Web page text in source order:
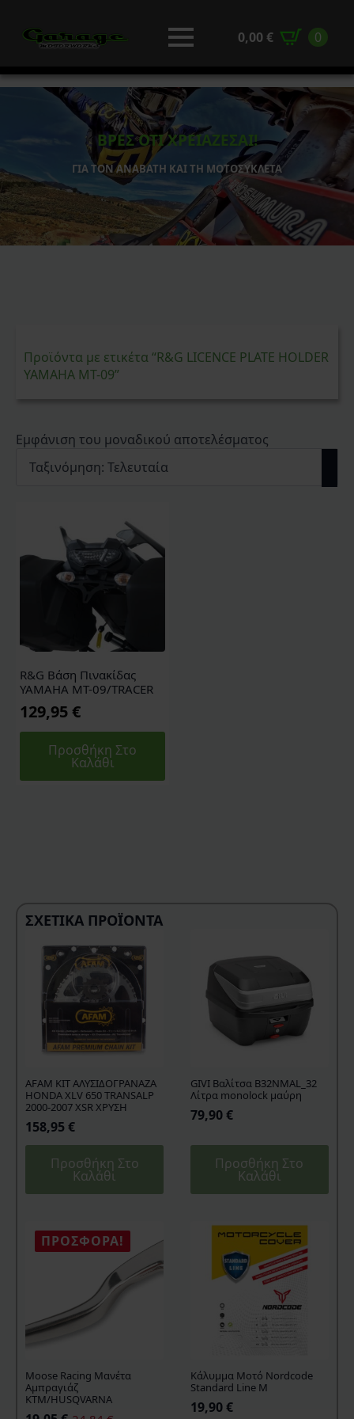
0,00 € 0
ΒΡΕΣ ΟΤΙ ΧΡΕΙΑΖΕΣΑΙ!
ΓΙΑ ΤΟΝ ΑΝΑΒΑΤΗ ΚΑΙ ΤΗ ΜΟΤΟΣΥΚΛΕΤΑ
Προϊόντα με ετικέτα “R&G LICENCE PLATE HOLDER
YAMAHA MT-09”
Εμφάνιση του μοναδικού αποτελέσματος
R&G Bάση Πινακίδας
YAMAHA MT-09/TRACER
129,95 €
Προσθήκη Στο
Καλάθι
ΣΧΕΤΙΚΆ ΠΡΟΪΌΝΤΑ
AFAM KIT ΑΛΥΣΙΔΟΓΡΑΝΑΖΑ
HONDA XLV 650 TRANSALP
2000-2007 XSR ΧΡΥΣΗ
158,95 €
Προσθήκη Στο
Καλάθι
GIVI Βαλίτσα B32NMAL_32
Λίτρα monolock μαύρη
79,90€
Προσθήκη Στο
Καλάθι
ΠΡΟΣΦΟΡΆ!
Moose Racing Μανέτα
Αμπραγιάζ
KTM/HUSQVARNA
Kάλυμμα Mοτό Nordcode
Standard Line M
19,90€